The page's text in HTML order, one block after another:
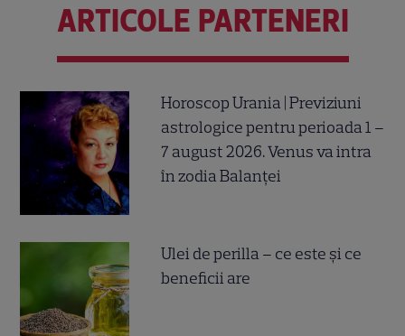
ARTICOLE PARTENERI
Horoscop Urania | Previziuni
astrologice pentru perioada 1 –
7 august 2026. Venus va intra
în zodia Balanței
Ulei de perilla – ce este și ce
beneficii are